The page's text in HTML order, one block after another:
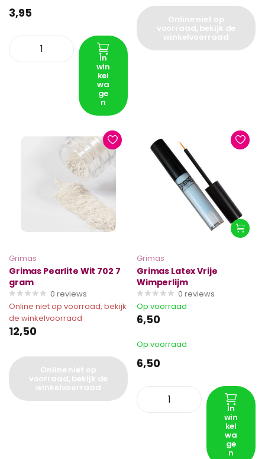
3,95
In
win
kel
wa
ge
n
Online niet op
voorraad, bekijk de
winkelvoorraad
Grimas
Grimas Pearlite Wit 702 7
gram
0 reviews
Online niet op voorraad, bekijk
de winkelvoorraad
12,50
Online niet op
voorraad, bekijk de
winkelvoorraad
Grimas
Grimas Latex Vrije
Wimperlijm
0 reviews
Op voorraad
6,50
Op voorraad
6,50
In
win
kel
wa
ge
n